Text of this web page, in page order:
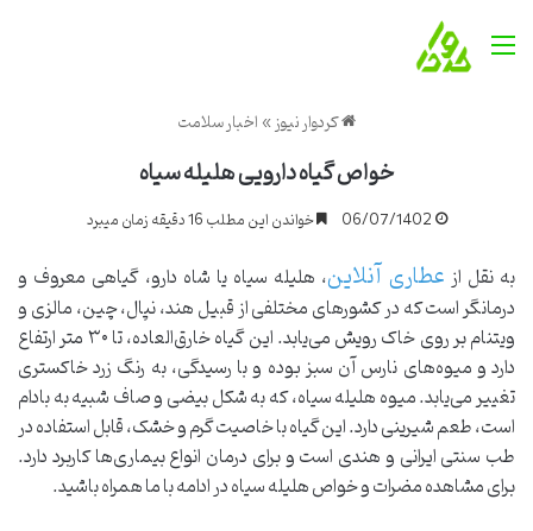
منو
کردوار نیوز»اخبار سلامت
خواص گیاه دارویی هلیله سیاه
06/07/1402 خواندن این مطلب 16 دقیقه زمان میبرد
به نقل ازعطاری آنلاین، هلیله سیاه یا شاه دارو، گیاهی معروف و
درمانگر است که در کشورهای مختلفی از قبیل هند، نپال، چین، مالزی و
ویتنام بر روی خاک رویش می‌یابد. این گیاه خارق‌العاده، تا ۳۰ متر ارتفاع
دارد و میوه‌های نارس آن سبز بوده و با رسیدگی، به رنگ زرد خاکستری
تغییر می‌یابد. میوه هلیله سیاه، که به شکل بیضی و صاف شبیه به بادام
است، طعم شیرینی دارد. این گیاه با خاصیت گرم و خشک، قابل استفاده در
طب سنتی ایرانی و هندی است و برای درمان انواع بیماری‌ها کاربرد دارد.
برای مشاهده مضرات و خواص هلیله سیاه در ادامه با ما همراه باشید.